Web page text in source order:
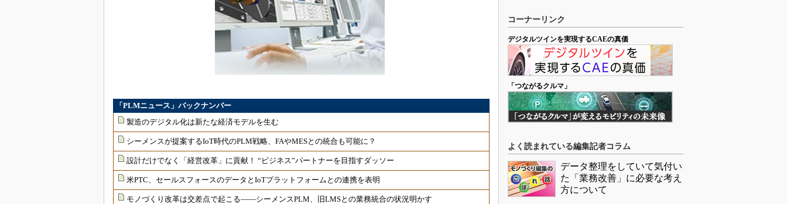
「PLMニュース」バックナンバー
製造のデジタル化は新たな経済モデルを生む
シーメンスが提案するIoT時代のPLM戦略、FAやMESとの統合も可能に？
設計だけでなく「経営改革」に貢献！ “ビジネス”パートナーを目指すダッソー
米PTC、セールスフォースのデータとIoTプラットフォームとの連携を表明
モノづくり改革は交差点で起こる――シーメンスPLM、旧LMSとの業務統合の状況明かす
コーナーリンク
デジタルツインを実現するCAEの真価
「つながるクルマ」
よく読まれている編集記者コラム
データ整理をしていて気付い
た「業務改善」に必要な考え
方について